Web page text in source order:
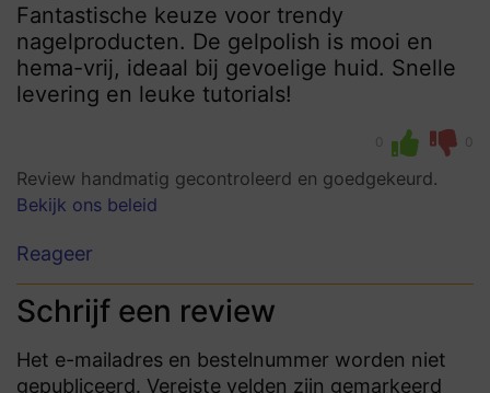
Fantastische keuze voor trendy
nagelproducten. De gelpolish is mooi en
hema-vrij, ideaal bij gevoelige huid. Snelle
levering en leuke tutorials!
0 0
Review handmatig gecontroleerd en goedgekeurd.
Bekijk ons beleid
Reageer
Schrijf een review
Het e-mailadres en bestelnummer worden niet
gepubliceerd. Vereiste velden zijn gemarkeerd